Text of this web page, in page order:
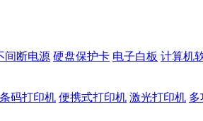
间断电源 硬盘保护卡 电子白板 计算机
条码打印机 便携式打印机 激光打印机 多